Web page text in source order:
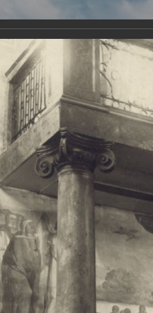
Наследники
Главная Галерея Храмы-